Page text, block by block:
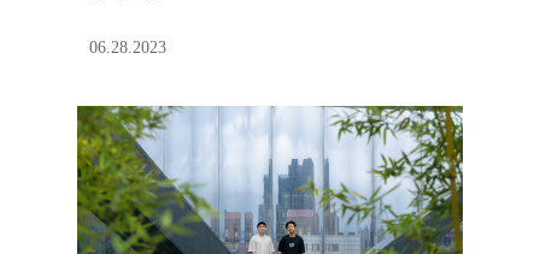
06.28.2023